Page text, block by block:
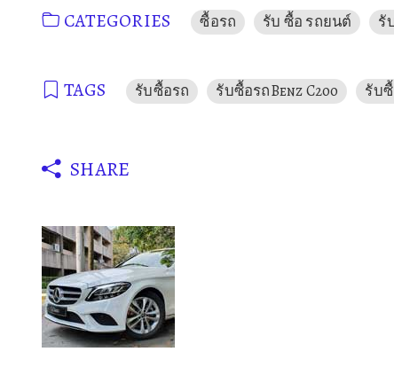
CATEGORIES ซื้อรถ รับ ซื้อ รถยนต์ รั
TAGS รับซื้อรถ รับซื้อรถBenz C200 รับ
SHARE